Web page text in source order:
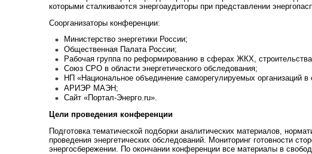
которыми сталкиваются энергоаудиторы при представлении
Соорганизаторы конференции:
Министерство энергетики России;
Общественная Палата России;
Рабочая группа по реформированию в сферах ЖКХ,
Союз СРО в области энергетического обследования;
НП «Национальное объединение саморегулируемых организаций в
АРИЭР МАЭН;
Сайт «Портал-Энерго.ru».
Цели проведения конференции
Подготовка тематической подборки аналитических материалов,
проведения энергетических обследований. Мониторинг готовности
энергосбережении. По окончании конференции все материалы в